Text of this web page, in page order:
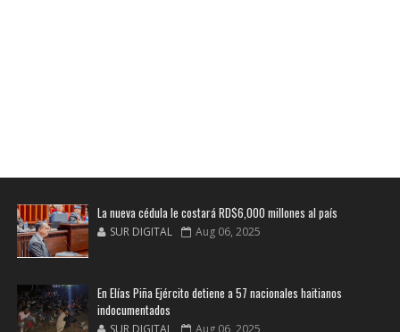
La nueva cédula le costará RD$6,000 millones al país
SUR DIGITAL Aug 06, 2025
En Elías Piña Ejército detiene a 57 nacionales haitianos
indocumentados
SUR DIGITAL Aug 06, 2025